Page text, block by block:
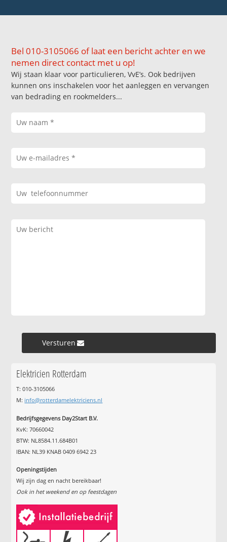
Bel 010-3105066 of laat een bericht achter en we
nemen direct contact met u op!
Wij staan klaar voor particulieren, VvE’s. Ook bedrijven
kunnen ons inschakelen voor het aanleggen en vervangen
van bedrading en rookmelders...
Versturen »
Elektricien Rotterdam
T: 010-3105066
M: info@rotterdamelektriciens.nl
Bedrijfsgegevens Day2Start B.V.
KvK: 70660042
BTW: NL8584.11.684B01
IBAN: NL39 KNAB 0409 6942 23
Openingstijden
Wij zijn dag en nacht bereikbaar!
Ook in het weekend en op feestdagen